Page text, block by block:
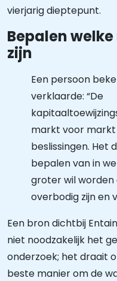
vierjarig dieptepunt.
Bepalen
zijn
Een persoon
verklaarde: “De
markt voor
beslissingen. Het
bepalen van in
groter wil
overbodig zijn en
Een bron dichtbij
niet noodzakelijk het
onderzoek; het draait
beste manier om de